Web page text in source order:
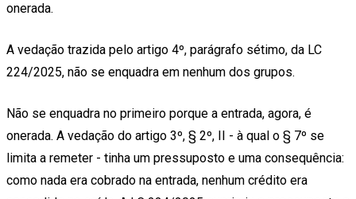
onerada.
A vedação trazida pelo artigo 4º, parágrafo sétimo, da LC
224/2025, não se enquadra em nenhum dos grupos.
Não se enquadra no primeiro porque a entrada, agora, é
onerada. A vedação do artigo 3º, § 2º, II - à qual o § 7º se
limita a remeter - tinha um pressuposto e uma consequência:
como nada era cobrado na entrada, nenhum crédito era